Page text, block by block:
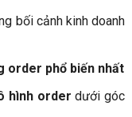
bối cảnh kinh doanh
order phổ biến nhất
hình order dưới góc